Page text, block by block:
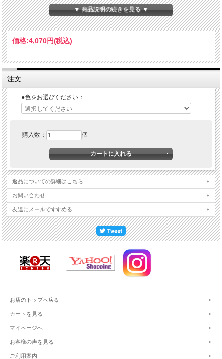
仏壇 お葬式 葬儀 法事 仏壇用品 仏具用品 先祖 仏事 法要 京仏壇はやし
▼ 商品説明の続きを見る ▼
価格:4,070円(税込)
注文
●色をお選びください：
購入数： 個
返品についての詳細はこちら
お問い合わせ
友達にメールですすめる
お店のトップへ戻る
カートを見る
マイページへ
お客様の声を見る
ご利用案内